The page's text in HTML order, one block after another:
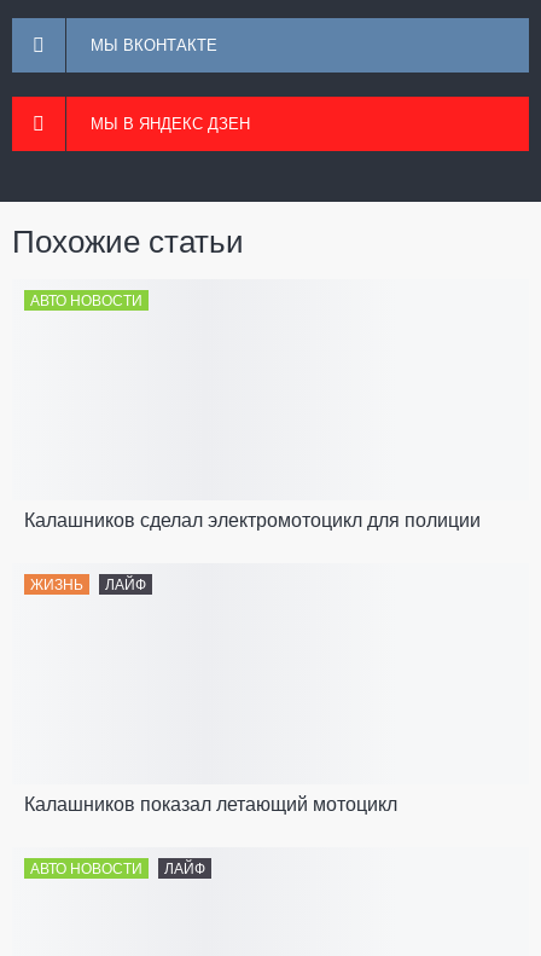
МЫ ВКОНТАКТЕ
МЫ В ЯНДЕКС ДЗЕН
Похожие статьи
АВТО НОВОСТИ
Калашников сделал электромотоцикл для полиции
ЖИЗНЬ ЛАЙФ
Калашников показал летающий мотоцикл
АВТО НОВОСТИ ЛАЙФ